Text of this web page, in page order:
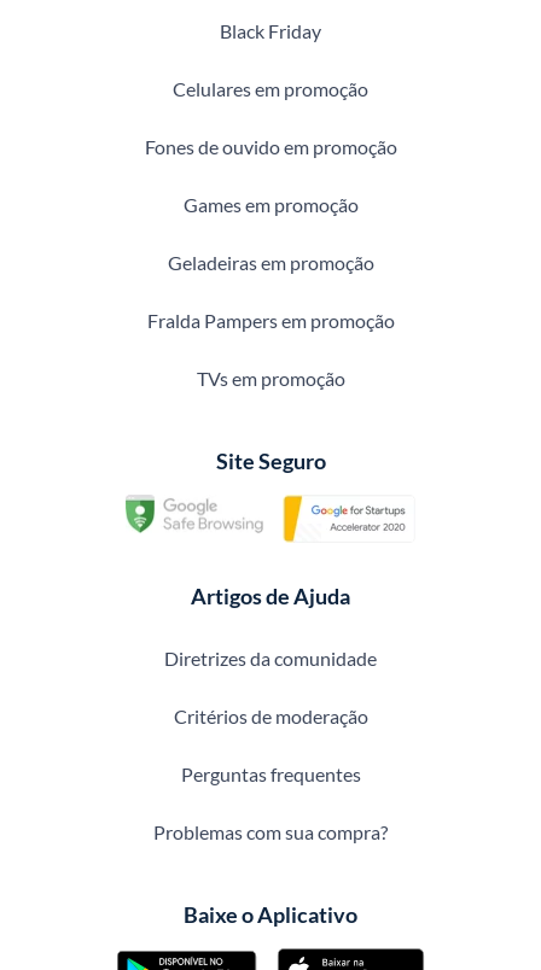
Black Friday
Celulares em promoção
Fones de ouvido em promoção
Games em promoção
Geladeiras em promoção
Fralda Pampers em promoção
TVs em promoção
Site Seguro
Artigos de Ajuda
Diretrizes da comunidade
Critérios de moderação
Perguntas frequentes
Problemas com sua compra?
Baixe o Aplicativo